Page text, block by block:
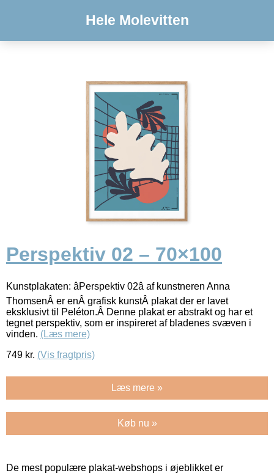
Hele Molevitten
Perspektiv 02 – 70×100
Kunstplakaten: âPerspektiv 02â af kunstneren Anna
ThomsenÂ er enÂ grafisk kunstÂ plakat der er lavet
eksklusivt til Peléton.Â Denne plakat er abstrakt og har et
tegnet perspektiv, som er inspireret af bladenes svæven i
vinden. (Læs mere)
749 kr. (Vis fragtpris)
Læs mere »
Køb nu »
De mest populære plakat-webshops i øjeblikket er